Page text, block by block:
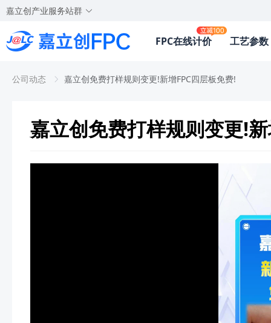
嘉立创产业服务站群
FPC在线计价 工艺参数
公司动态 嘉立创免费打样规则变更!新增FPC四层板免费!
嘉立创免费打样规则变更!